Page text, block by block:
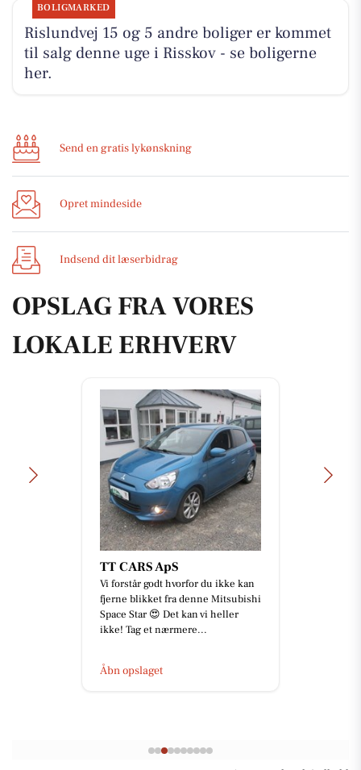
BOLIGMARKED
Rislundvej 15 og 5 andre boliger er kommet
til salg denne uge i Risskov - se boligerne
her.
Send en gratis lykønskning
Opret mindeside
Indsend dit læserbidrag
OPSLAG FRA VORES
LOKALE ERHVERV
TT CARS ApS
Vi forstår godt hvorfor du ikke kan
fjerne blikket fra denne Mitsubishi
Space Star 😍 Det kan vi heller
ikke! Tag et nærmere...
Åbn opslaget